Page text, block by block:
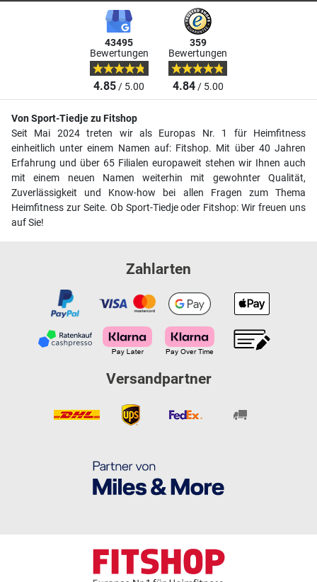
43495
Bewertungen
4.85/ 5.00
359
Bewertungen
4.84/ 5.00
Von Sport-Tiedje zu Fitshop
Seit Mai 2024 treten wir als Europas Nr. 1 für Heimfitness
einheitlich unter einem Namen auf: Fitshop. Mit über 40 Jahren
Erfahrung und über 65 Filialen europaweit stehen wir Ihnen auch
mit einem neuen Namen weiterhin mit gewohnter Qualität,
Zuverlässigkeit und Know-how bei allen Fragen zum Thema
Heimfitness zur Seite. Ob Sport-Tiedje oder Fitshop: Wir freuen uns
auf Sie!
Zahlarten
Versandpartner